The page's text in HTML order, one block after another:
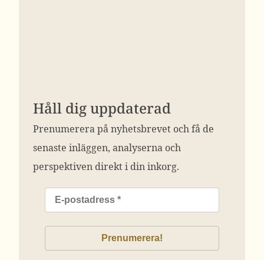
Håll dig uppdaterad
Prenumerera på nyhetsbrevet och få de
senaste inläggen, analyserna och
perspektiven direkt i din inkorg.